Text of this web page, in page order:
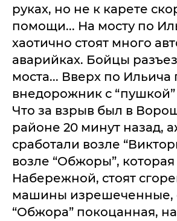
руках, но не к карете
помощи... На мосту по
хаотично стоят много
аварийках. Бойцы
моста... Вверх по Ильича
внедорожник с “пушкой”
Что за взрыв был в
районе 20 минут назад,
сработали возле
возле “Обжоры”, которая
Набережной, стоят
машины изрешеченные,
“Обжора” покоцанная,